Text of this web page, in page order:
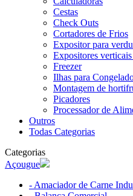
Cestas
Check Outs
Cortadores de Frios
Expositor para
Expositores
Freezer
Ilhas para
Montagem de
Picadores
Processador de
Outros
Todas Categorias
Categorias
Açougue
- Amaciador de Carne